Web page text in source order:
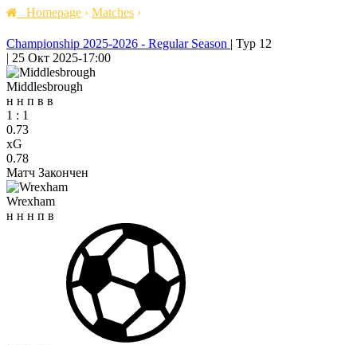
Homepage › Matches ›
Championship 2025-2026 - Regular Season | Тур 12
| 25 Окт 2025-17:00
Middlesbrough
н н п в в
1 : 1
0.73
xG
0.78
Матч Закончен
Wrexham
н н н п в